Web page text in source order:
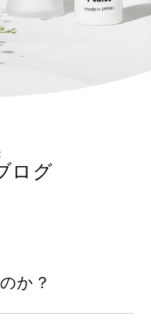
グ
ログ
か？